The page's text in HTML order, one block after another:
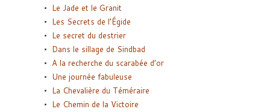
Le Jade et le Granit
Les Secrets de l’Égide
Le secret du destrier
Dans le sillage de Sindbad
A la recherche du scarabée d’or
Une journée fabuleuse
La Chevalière du Téméraire
Le Chemin de la Victoire